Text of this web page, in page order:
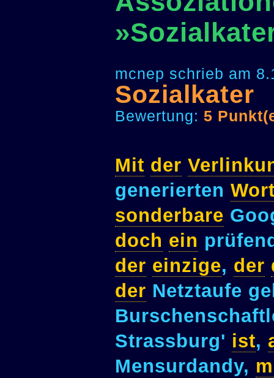
mcnep schrieb am
Sozialkater
Bewertung: 5
Mit der
generierten
sonderbare
doch ein
der einzige, der
der Netztaufe
Strassburg' ist,
Mensurdandy,